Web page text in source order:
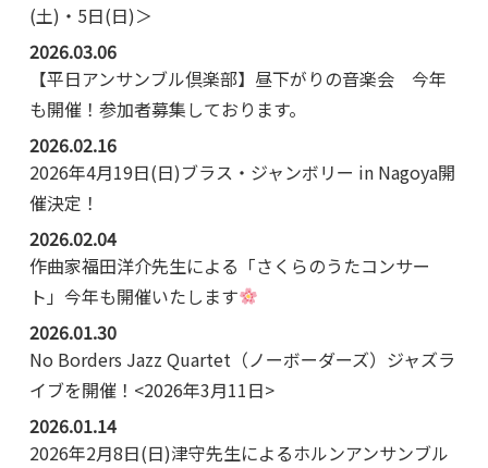
(土)・5日(日)＞
2026.03.06
【平日アンサンブル倶楽部】昼下がりの音楽会 今年
も開催！参加者募集しております。
2026.02.16
2026年4月19日(日)ブラス・ジャンボリー in Nagoya開
催決定！
2026.02.04
作曲家福田洋介先生による「さくらのうたコンサー
ト」今年も開催いたします
2026.01.30
No Borders Jazz Quartet（ノーボーダーズ）ジャズラ
イブを開催！<2026年3月11日>
2026.01.14
2026年2月8日(日)津守先生によるホルンアンサンブル